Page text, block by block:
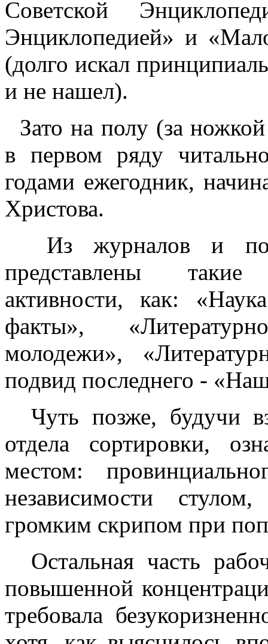
Советской
Энциклопедией» и
(долго искал
и не нашел).
Зато на полу (за ножкой
в первом ряду
годами ежегодник,
Христова.
Из журналов и
представлены
активности, как:
факты»,
молодежи»,
подвид последнего -
Чуть позже, будучи
отдела сортировки,
местом:
независимости
громким скрипом при
Остальная часть
повышенной
требовала